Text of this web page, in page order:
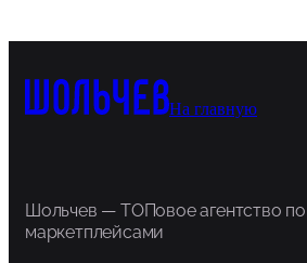
На главную
Шольчев — ТОПовое агентство
маркетплейсами